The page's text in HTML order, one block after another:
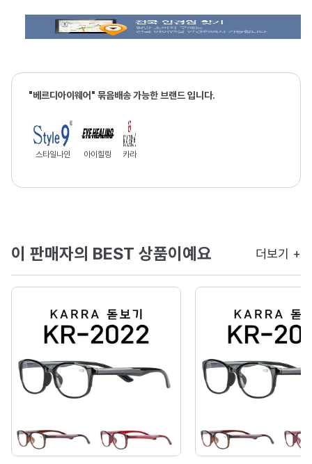
"베르디아이웨어" 묶음배송 가능한 브랜드 입니다.
스타일나인 아이힐링 카라
이 판매자의 BEST 상품이예요 더보기 +